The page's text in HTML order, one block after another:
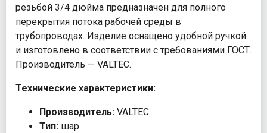
резьбой 3/4 дюйма предназначен для полного
перекрытия потока рабочей среды в
трубопроводах. Изделие оснащено удобной ручкой
и изготовлено в соответствии с требованиями ГОСТ.
Производитель — VALTEC.
Технические характеристики:
Производитель: VALTEC
Тип: шар